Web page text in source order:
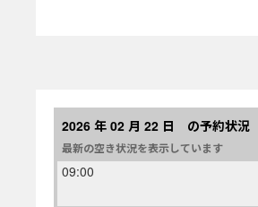
2026 年 02 月 22 日 の予約状況
最新の空き状況を表示しています
09:00